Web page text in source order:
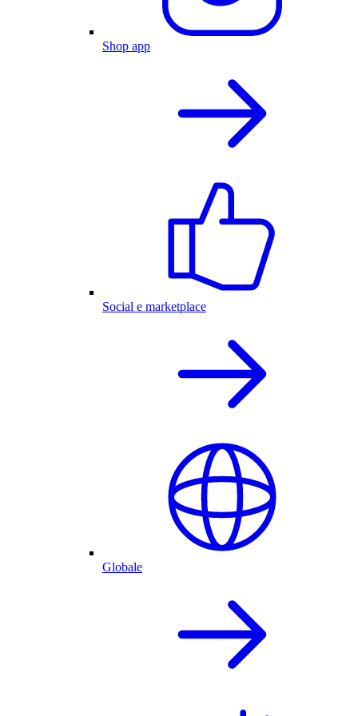
Shop app
Social e marketplace
Globale